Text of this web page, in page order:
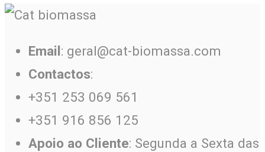
Email : geral@cat-biomassa.com
Contactos:
+351 253 069 561
+351 916 856 125
Apoio ao Cliente: Segunda a Sexta das